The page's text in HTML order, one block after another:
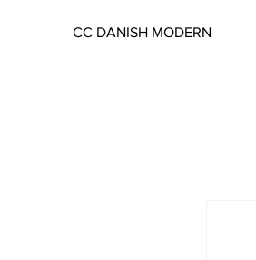
CC DANISH MODERN